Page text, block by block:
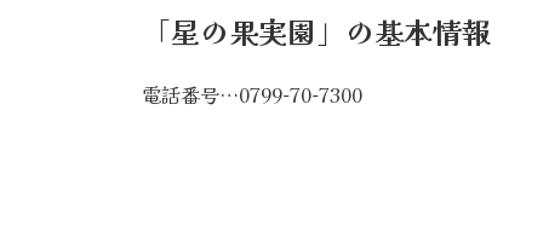
「星の果実園」の基本情報
電話番号…0799-70-7300